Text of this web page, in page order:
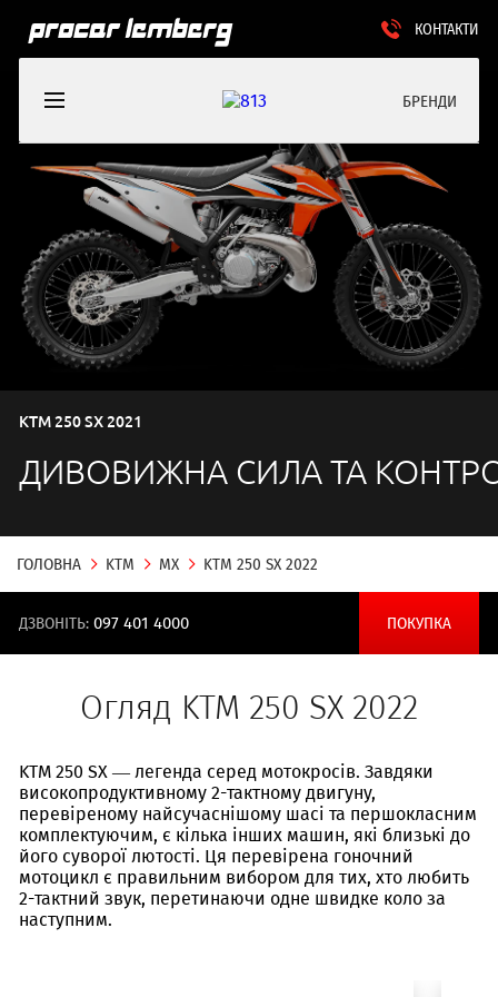
КОНТАКТИ
БРЕНДИ
KTM 250 SX 2021
ДИВОВИЖНА СИЛА ТА
ГОЛОВНА KTM MX KTM 250 SX 2022
ПОКУПКА
ДЗВОНІТЬ: 097 401 4000
Огляд KTM 250 SX 2022
KTM 250 SX — легенда серед мотокросів. Завдяки
високопродуктивному 2-тактному двигуну,
перевіреному найсучаснішому шасі та першокласним
комплектуючим, є кілька інших машин, які близькі до
його суворої лютості. Ця перевірена гоночний
мотоцикл є правильним вибором для тих, хто любить
2-тактний звук, перетинаючи одне швидке коло за
наступним.